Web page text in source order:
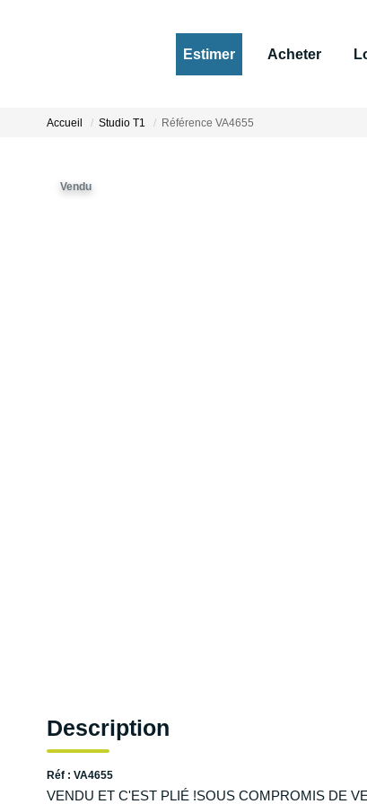
Estimer Acheter
Accueil Studio T1 Référence VA4655
Vendu
Description
Réf : VA4655
VENDU ET C'EST PLIÉ !SOUS COMPROMIS DE